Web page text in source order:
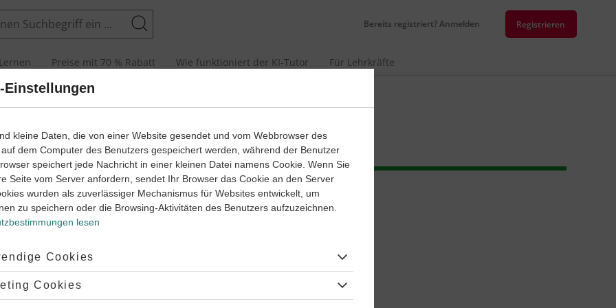
Bereits registriert? Anmelden Registrieren
Suchen
Preise mit 70 % Rabatt Wie funktioniert der KI-Tutor Für Lehrkräfte
im Labor
im Labor – die beliebtesten Themen
7‐8
im chemischen Labor
Arbeiten im chemischen Labor
zeigt dir, was du beim Arbeiten
Einstellungen
kleine Daten, die von einer Website gesendet und vom Webbrowser des
dem Computer des Benutzers gespeichert werden, während der Benutzer
speichert jede Nachricht in einer kleinen Datei namens Cookie. Wenn Sie
Seite vom Server anfordern, sendet Ihr Browser das Cookie an den Server
wurden als zuverlässiger Mechanismus für Websites entwickelt, um
zu speichern oder die Browsing-Aktivitäten des Benutzers aufzuzeichnen.
lesen
Cookies
Cookies